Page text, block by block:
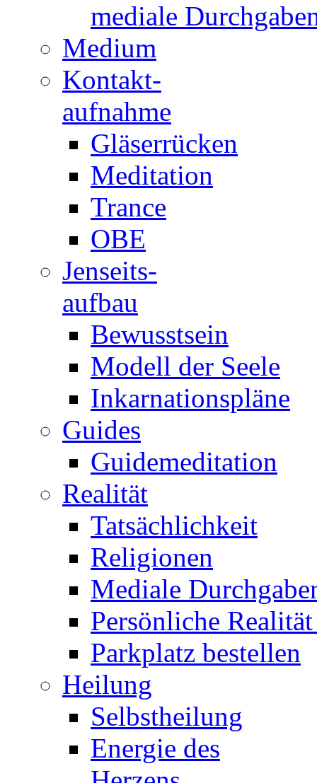
mediale
Medium
Kontakt-
aufnahme
Gläserrücken
Meditation
Trance
OBE
Jenseits-
aufbau
Bewusstsein
Modell der Seele
Inkarnationspläne
Guides
Guidemeditation
Realität
Tatsächlichkeit
Religionen
Mediale
Persönliche
Parkplatz bestellen
Heilung
Selbstheilung
Energie des